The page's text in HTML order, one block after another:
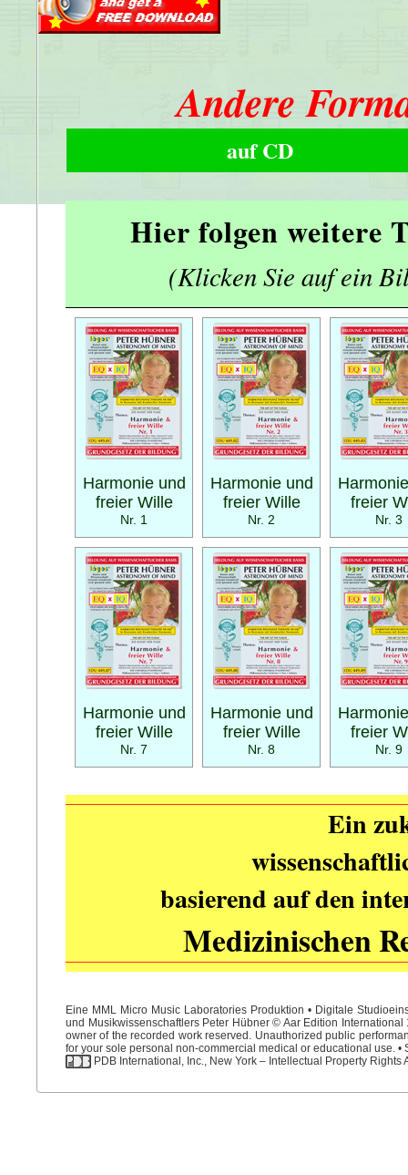
Andere
auf CD
Hier folgen weitere
(Klicken Sie auf ein
Harmonie und
freier Wille
Nr. 1
Harmonie und
freier Wille
Nr. 2
freier
Nr. 3
Harmonie und
freier Wille
Nr. 7
Harmonie und
freier Wille
Nr. 8
freier
Nr. 9
Ein
basierend auf den
Medizinischen
Eine MML Micro Music Laboratories Produktion • Digitale
und Musikwissenschaftlers Peter Hübner © Aar Edition
owner of the recorded work reserved. Unauthorized public
for your sole personal non-commercial medical or educational use.
PDB International, Inc., New York – Intellectual Property Rights